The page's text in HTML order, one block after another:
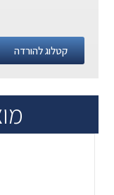
קטלוג להורדה